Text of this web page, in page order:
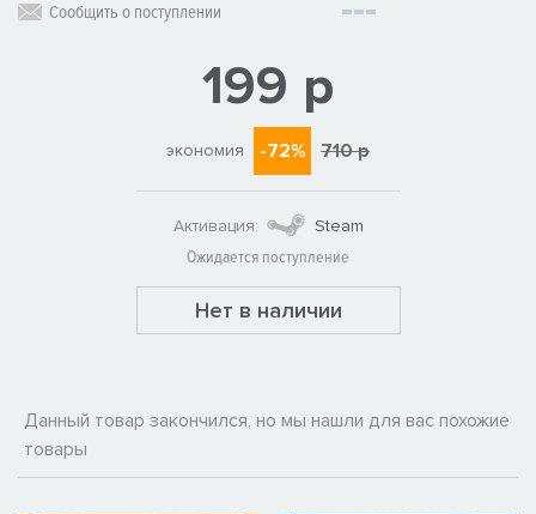
Сообщить о поступлении
199 р
экономия -72% 710 р
Активация:
Steam
Ожидается поступление
Нет в наличии
Данный товар закончился, но мы нашли для вас похожие
товары